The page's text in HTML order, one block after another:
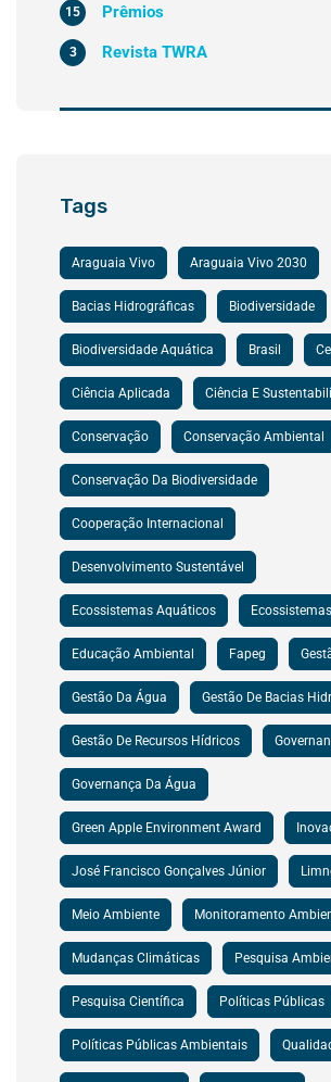
Prêmios
15
Revista TWRA
3
Tags
Araguaia Vivo Araguaia Vivo 2030
Bacias Hidrográficas Biodiversidade
Biodiversidade Aquática Brasil
Ciência Aplicada Ciência E
Conservação Conservação Ambiental
Conservação Da Biodiversidade
Cooperação Internacional
Desenvolvimento Sustentável
Ecossistemas Aquáticos
Educação Ambiental Fapeg
Gestão Da Água Gestão De Bacias
Gestão De Recursos Hídricos
Governança Da Água
Green Apple Environment Award
José Francisco Gonçalves Júnior
Meio Ambiente Monitoramento
Mudanças Climáticas Pesquisa
Pesquisa Científica Políticas Públicas
Políticas Públicas Ambientais